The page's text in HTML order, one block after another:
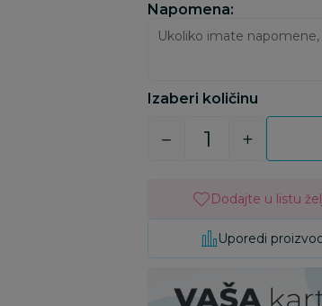
Napomena:
Izaberi količinu
Dodajte u listu
Uporedi